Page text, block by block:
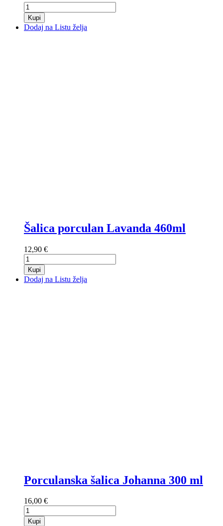
Kupi
Dodaj na Listu želja
Šalica porculan Lavanda 460ml
12,90 €
Kupi
Dodaj na Listu želja
Porculanska šalica Johanna 300 ml
16,00 €
Kupi